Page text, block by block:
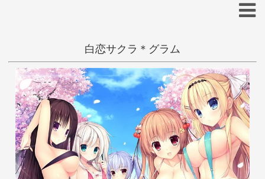
あ い え お
か き く け こ
さ し す せ そ
た ち つ て と
白恋サクラ＊グラム
学生 姫/お嬢様
七尾奈留 Mitha
高苗京鈴